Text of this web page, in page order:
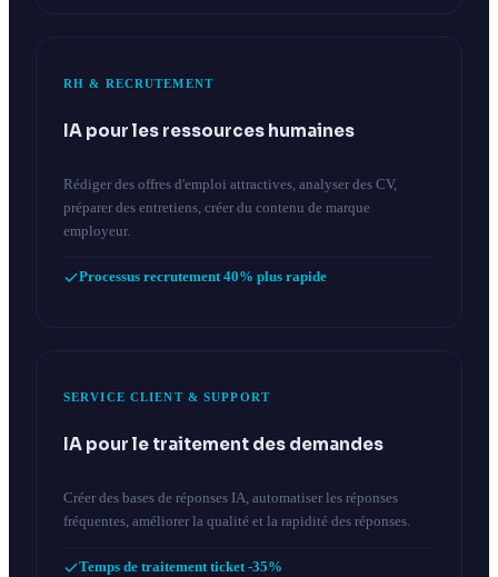
RH & RECRUTEMENT
IA pour les ressources humaines
Rédiger des offres d'emploi attractives, analyser des CV,
préparer des entretiens, créer du contenu de marque
employeur.
Processus recrutement 40% plus rapide
SERVICE CLIENT & SUPPORT
IA pour le traitement des demandes
Créer des bases de réponses IA, automatiser les réponses
fréquentes, améliorer la qualité et la rapidité des réponses.
Temps de traitement ticket -35%